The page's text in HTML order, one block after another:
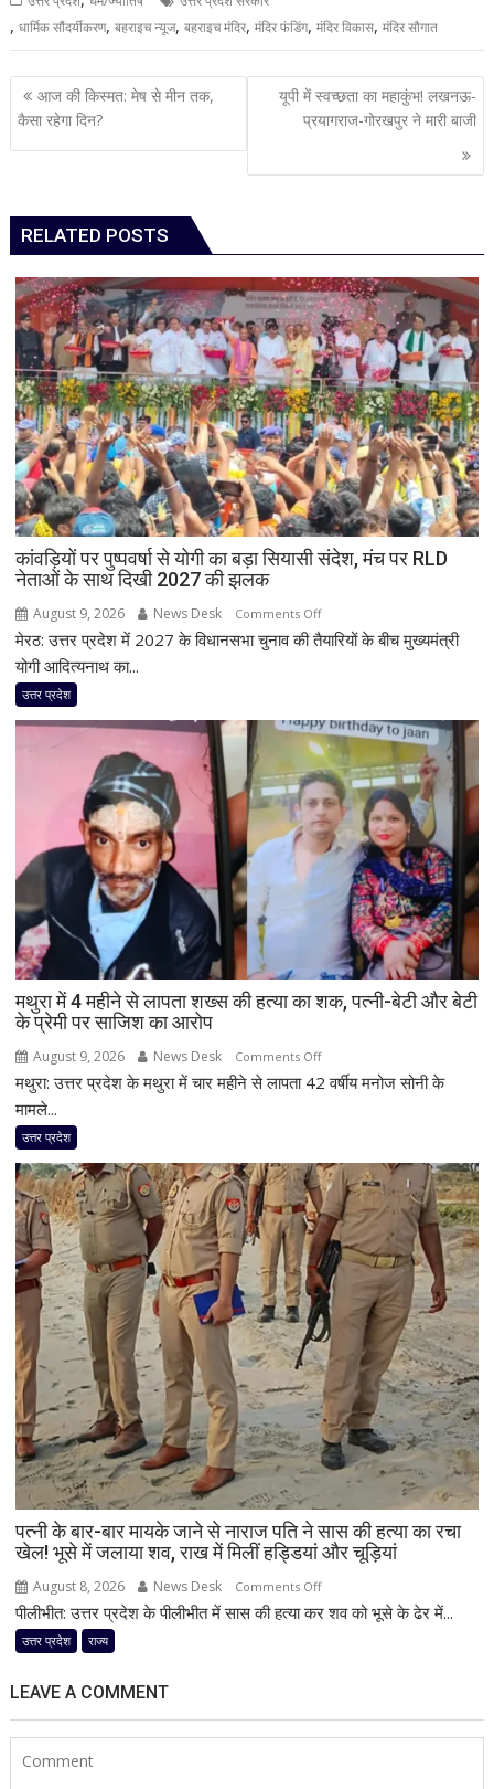
,धार्मिक सौंदर्यीकरण,बहराइच न्यूज,बहराइच मंदिर,मंदिर फंडिंग,मंदिर विकास,मंदिर सौगात
Post
navigation
आज की किस्मत: मेष से मीन तक,
कैसा रहेगा दिन?
यूपी में स्वच्छता का महाकुंभ! लखनऊ-
प्रयागराज-गोरखपुर ने मारी बाजी
RELATED POSTS
कांवड़ियों पर पुष्पवर्षा से योगी का बड़ा सियासी संदेश, मंच पर RLD
नेताओं के साथ दिखी 2027 की झलक
August 9, 2026 News Desk Comments Offon
कांवड़ियों
योगी
का
बड़ा
सियासी
संदेश,
मंच
नेताओं
साथ
दिखी
की
झलक
मेरठ: उत्तर प्रदेश में 2027 के विधानसभा चुनाव की तैयारियों के बीच मुख्यमंत्री
योगी आदित्यनाथ का...
उत्तर प्रदेश
मथुरा में 4 महीने से लापता शख्स की हत्या का शक, पत्नी-बेटी और बेटी
के प्रेमी पर साजिश का आरोप
August 9, 2026 News Desk Comments Offon
मथुरा
से
लापता
शख्स
की
हत्या
का
शक,
पत्नी-
बेटी
और
बेटी
के
प्रेमी
का
आरोप
मथुरा: उत्तर प्रदेश के मथुरा में चार महीने से लापता 42 वर्षीय मनोज सोनी के
मामले...
उत्तर प्रदेश
पत्नी के बार-बार मायके जाने से नाराज पति ने सास की हत्या का रचा
खेल! भूसे में जलाया शव, राख में मिलीं हड्डियां और चूड़ियां
August 8, 2026 News Desk Comments Offon
पत्नी
पीलीभीत: उत्तर प्रदेश के पीलीभीत में सास की हत्या कर शव को भूसे के ढेर में...
उत्तर प्रदेश राज्य
LEAVE A COMMENT